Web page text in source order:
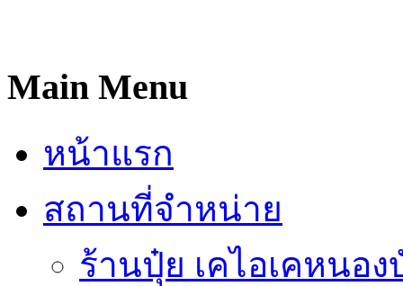
Main Menu
หน้าแรก
สถานที่จำหน่าย
ร้านปุ๋ย เคไอเคหนอ